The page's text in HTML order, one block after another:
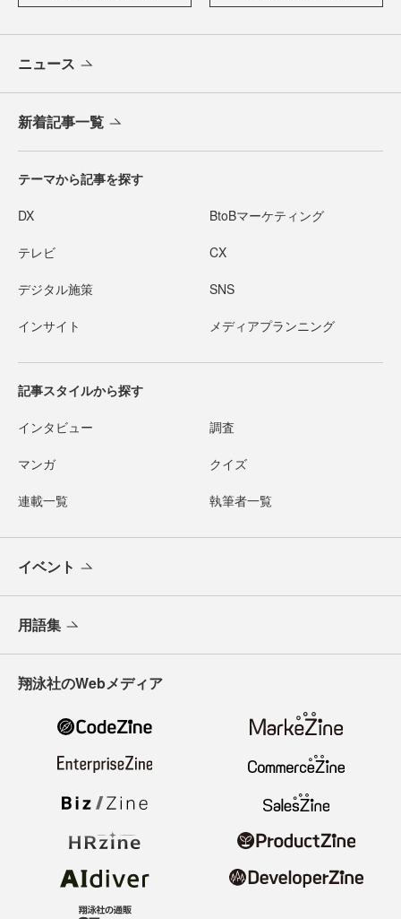
ニュース
新着記事一覧
テーマから記事を探す
DX BtoBマーケティング
テレビ CX
デジタル施策 SNS
インサイト メディアプランニング
記事スタイルから探す
インタビュー 調査
マンガ クイズ
連載一覧 執筆者一覧
イベント
用語集
翔泳社のWebメディア